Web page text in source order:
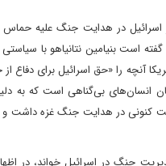
در هدایت جنگ علیه حماس
است بنیامین نتانیاهو با
آنچه را «حق اسرائیل برای دفاع
انسان‌های بی‌گناهی است که به
کنونی در هدایت جنگ غزه داشت و
جنگ در اسرائیل خواند، در